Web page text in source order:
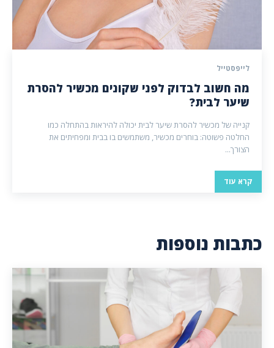
לייפסטייל
מה חשוב לבדוק לפני שקונים מכשיר להסרת
שיער לבית?
קנייה של מכשיר להסרת שיער לבית יכולה להיראות בהתחלה כמו
החלטה פשוטה: בוחרים מכשיר, משתמשים בו בבית ומפחיתים את
הצורך...
קרא עוד
כתבות נוספות